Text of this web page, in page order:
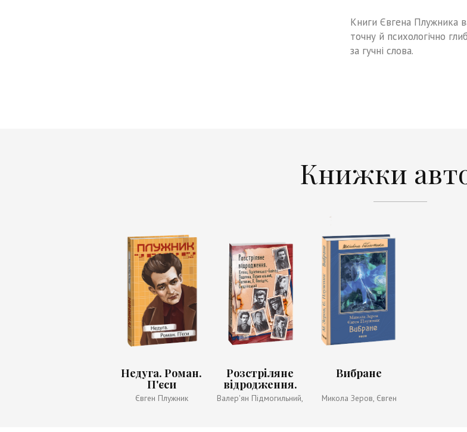
Книги Євгена Плужника
точну й психологічно
за гучні слова.
Книжки
Недуга. Роман.
П'єси
Євген Плужник
Розстріляне
відродження.
Куліш,
Налепинська-
Валер'ян Підмогильний,
Вибране
Микола Зеров, Євген